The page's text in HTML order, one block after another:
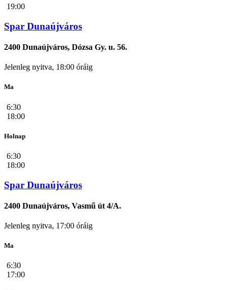
19:00
Spar Dunaújváros
2400 Dunaújváros, Dózsa Gy. u. 56.
Jelenleg nyitva, 18:00 óráig
Ma
6:30
18:00
Holnap
6:30
18:00
Spar Dunaújváros
2400 Dunaújváros, Vasmű út 4/A.
Jelenleg nyitva, 17:00 óráig
Ma
6:30
17:00